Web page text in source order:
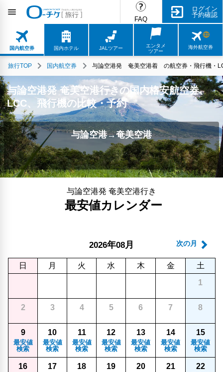
FAQ
ログイン
予約確認
国内航空券 国内ホテル JALツアー
エンタメ
ツアー
海外航空券
旅行TOP 国内航空券 与論空港発 奄美空港着 の航空券・飛行機・
与論空港発 奄美空港行きの国内格安航空券、
LCC、飛行機の比較・予約
与論空港→奄美空港
与論空港発 奄美空港行き
最安値カレンダー
次の月
2026年08月
日 月 火 水 木 金
土
1
2 3 4 5 6 7 8
9
最安値
検索
10
最安値
検索
11
最安値
検索
12
最安値
検索
13
最安値
検索
14
最安値
検索
15
最安値
検索
16 17 18 19 20 21 22